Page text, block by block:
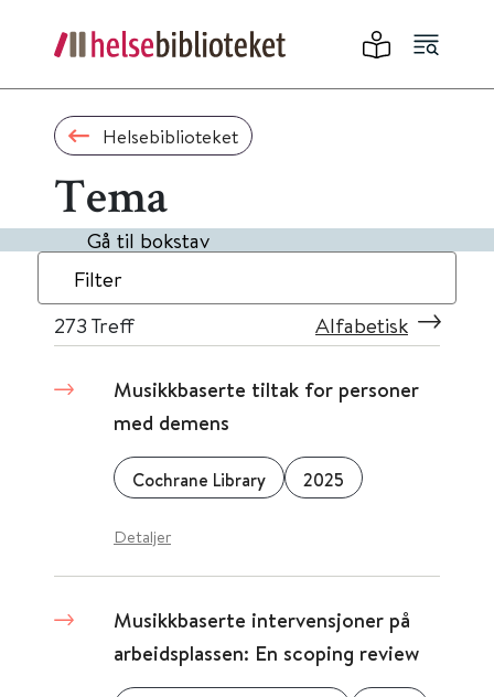
Helsebiblioteket
Tema
Gå til bokstav
Filter
273 Treff Alfabetisk
Musikkbaserte tiltak for personer
med demens
Cochrane Library 2025
Detaljer
Musikkbaserte intervensjoner på
arbeidsplassen: En scoping review